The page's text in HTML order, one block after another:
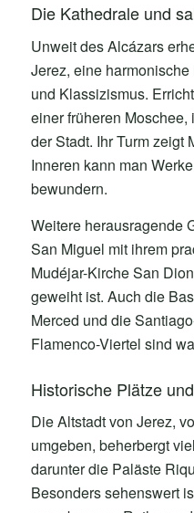
Die Kathedrale und
Unweit des Alcázars
Jerez, eine
und Klassizismus.
einer früheren
der Stadt. Ihr Turm zeigt
Inneren kann man
bewundern.
Weitere herausragende
San Miguel mit ihrem
Mudéjar-Kirche San
geweiht ist. Auch die
Merced und die
Flamenco-Viertel sind
Historische Plätze
Die Altstadt von Jerez,
umgeben, beherbergt
darunter die Paläste
Besonders sehenswert